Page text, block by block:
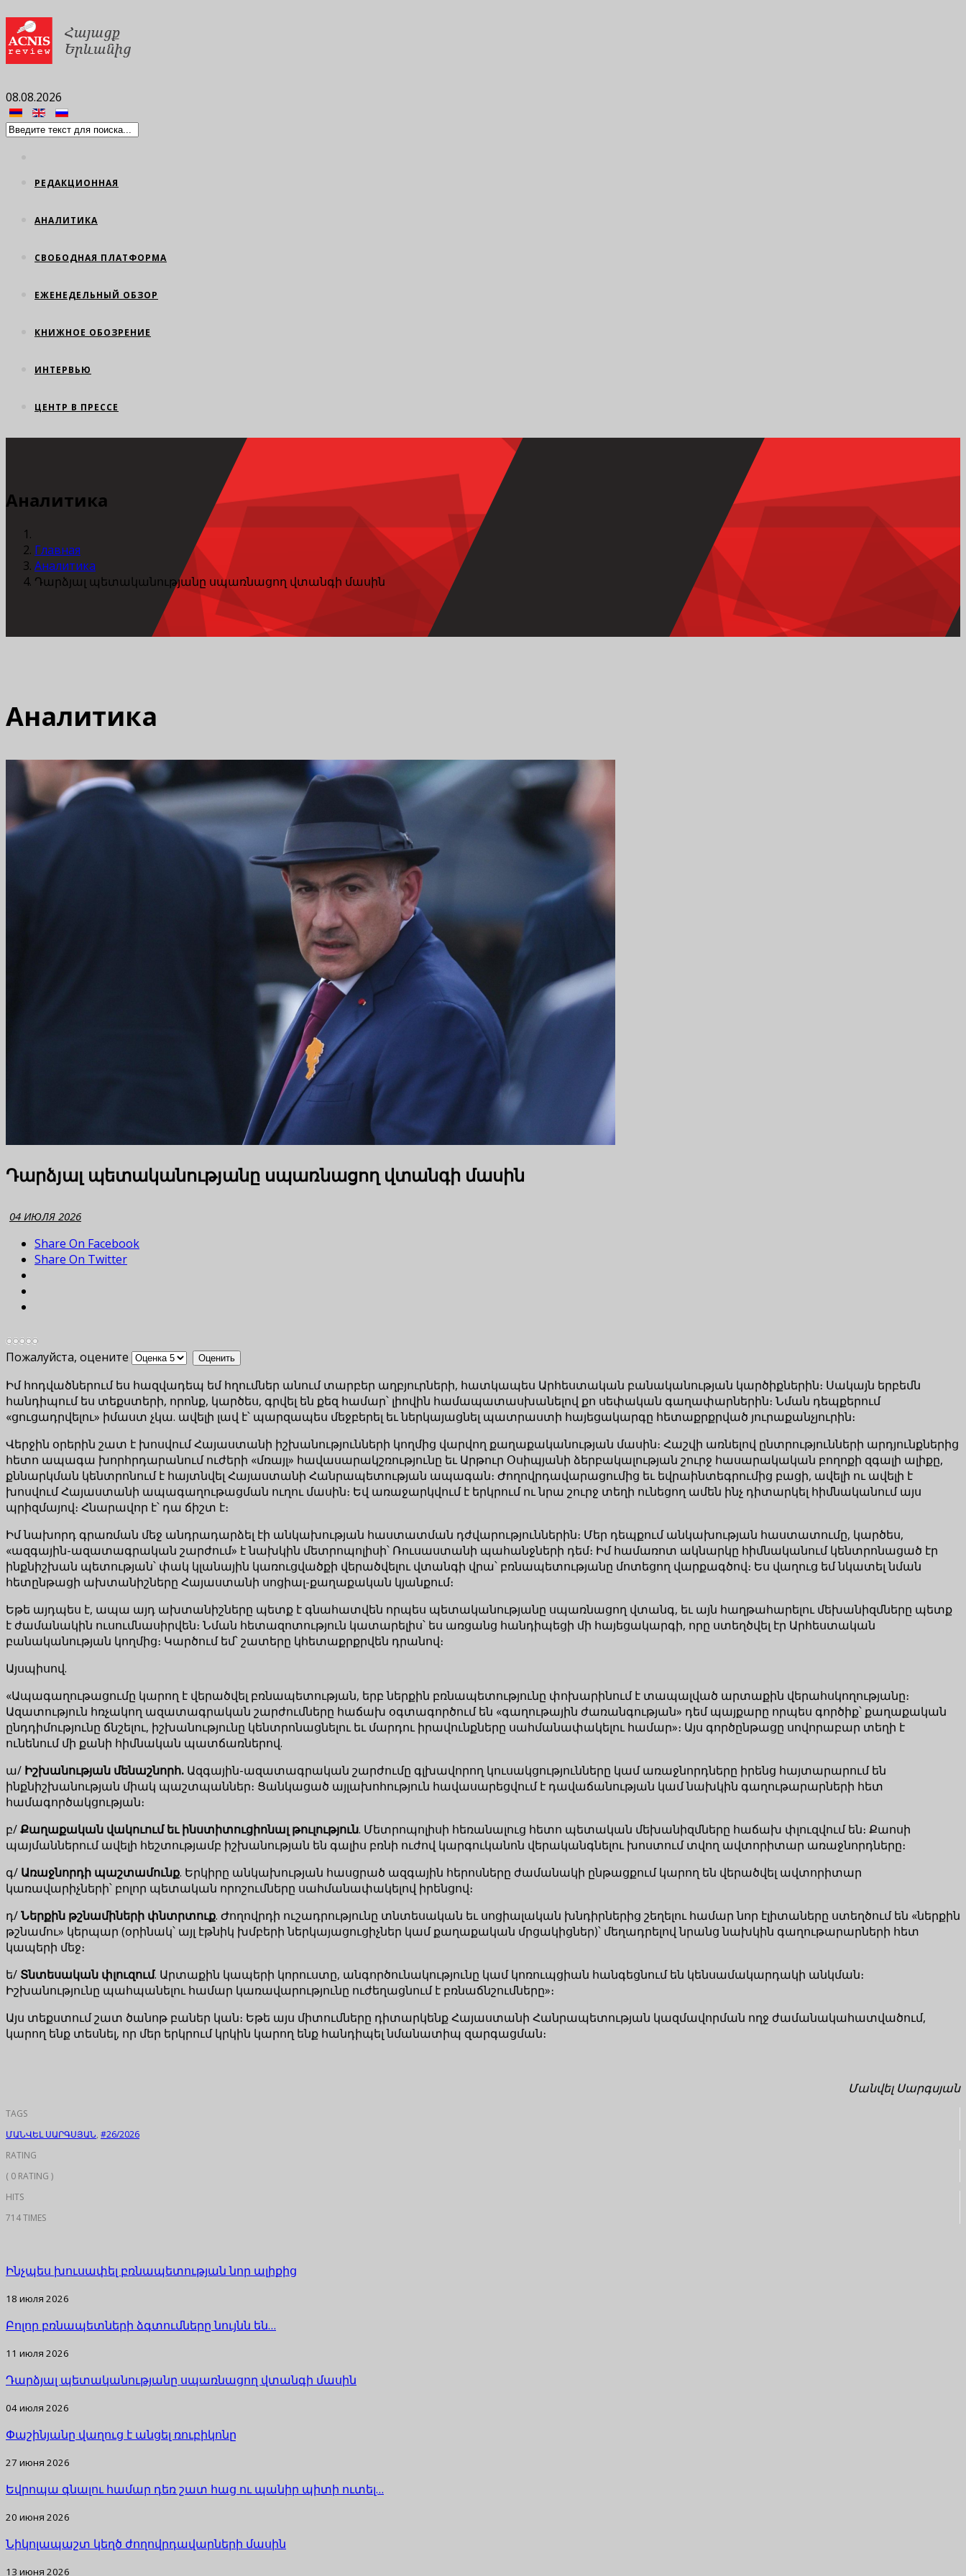
08.08.2026
РЕДАКЦИОННАЯ
АНАЛИТИКА
СВОБОДНАЯ ПЛАТФОРМА
ЕЖЕНЕДЕЛЬНЫЙ ОБЗОР
КНИЖНОЕ ОБОЗРЕНИЕ
ИНТЕРВЬЮ
ЦЕНТР В ПРЕССЕ
Аналитика
Главная
Аналитика
Դարձյալ պետականությանը սպառնացող վտանգի մասին
Аналитика
Դարձյալ պետականությանը սպառնացող վտանգի մասին
04 ИЮЛЯ 2026
Share On Facebook
Share On Twitter
Пожалуйста, оцените
Իմ հոդվածներում ես հազվադեպ եմ հղումներ անում տարբեր աղբյուրների, հատկապես Արհեստական բանականության կարծիքներին։ Սակայն երբեմն
հանդիպում ես տեքստերի, որոնք, կարծես, գրվել են քեզ համար՝ լիովին համապատասխանելով քո սեփական գաղափարներին։ Նման դեպքերում
«ցուցադրվելու» իմաստ չկա. ավելի լավ է՝ պարզապես մեջբերել եւ ներկայացնել պատրաստի հայեցակարգը հետաքրքրված յուրաքանչյուրին։
Վերջին օրերին շատ է խոսվում Հայաստանի իշխանությունների կողմից վարվող քաղաքականության մասին։ Հաշվի առնելով ընտրությունների արդյունքներից
հետո ապագա խորհրդարանում ուժերի «մռայլ» հավասարակշռությունը եւ Արթուր Օսիպյանի ձերբակալության շուրջ հասարակական բողոքի զգալի ալիքը,
քննարկման կենտրոնում է հայտնվել Հայաստանի Հանրապետության ապագան։ Ժողովրդավարացումից եւ եվրաինտեգրումից բացի, ավելի ու ավելի է
խոսվում Հայաստանի ապագաղութացման ուղու մասին։ Եվ առաջարկվում է երկրում ու նրա շուրջ տեղի ունեցող ամեն ինչ դիտարկել հիմնականում այս
պրիզմայով։ Հնարավոր է՝ դա ճիշտ է։
Իմ նախորդ գրառման մեջ անդրադարձել էի անկախության հաստատման դժվարություններին։ Մեր դեպքում անկախության հաստատումը, կարծես,
«ազգային-ազատագրական շարժում» է նախկին մետրոպոլիսի՝ Ռուսաստանի պահանջների դեմ։ Իմ համառոտ ակնարկը հիմնականում կենտրոնացած էր
ինքնիշխան պետության՝ փակ կլանային կառուցվածքի վերածվելու վտանգի վրա՝ բռնապետությանը մոտեցող վարքագծով։ Ես վաղուց եմ նկատել նման
հետընթացի ախտանիշները Հայաստանի սոցիալ-քաղաքական կյանքում։
Եթե այդպես է, ապա այդ ախտանիշները պետք է գնահատվեն որպես պետականությանը սպառնացող վտանգ, եւ այն հաղթահարելու մեխանիզմները պետք
է ժամանակին ուսումնասիրվեն։ Նման հետազոտություն կատարելիս՝ ես առցանց հանդիպեցի մի հայեցակարգի, որը ստեղծվել էր Արհեստական
բանականության կողմից։ Կարծում եմ՝ շատերը կհետաքրքրվեն դրանով։
Այսպիսով.
«Ապագաղութացումը կարող է վերածվել բռնապետության, երբ ներքին բռնապետությունը փոխարինում է տապալված արտաքին վերահսկողությանը։
Ազատություն հռչակող ազատագրական շարժումները հաճախ օգտագործում են «գաղութային ժառանգության» դեմ պայքարը որպես գործիք՝ քաղաքական
ընդդիմությունը ճնշելու, իշխանությունը կենտրոնացնելու եւ մարդու իրավունքները սահմանափակելու համար»։ Այս գործընթացը սովորաբար տեղի է
ունենում մի քանի հիմնական պատճառներով.
ա/ Իշխանության մենաշնորհ. Ազգային-ազատագրական շարժումը գլխավորող կուսակցությունները կամ առաջնորդները իրենց հայտարարում են
ինքնիշխանության միակ պաշտպաններ։ Ցանկացած այլախոհություն հավասարեցվում է դավաճանության կամ նախկին գաղութարարների հետ
համագործակցության։
բ/Քաղաքական վակուում եւ ինստիտուցիոնալ թուլություն. Մետրոպոլիսի հեռանալուց հետո պետական մեխանիզմները հաճախ փլուզվում են։ Քաոսի
պայմաններում ավելի հեշտությամբ իշխանության են գալիս բռնի ուժով կարգուկանոն վերականգնելու խոստում տվող ավտորիտար առաջնորդները։
գ/ Առաջնորդի պաշտամունք. Երկիրը անկախության հասցրած ազգային հերոսները ժամանակի ընթացքում կարող են վերածվել ավտորիտար
կառավարիչների՝ բոլոր պետական որոշումները սահմանափակելով իրենցով։
դ/Ներքին թշնամիների փնտրտուք. Ժողովրդի ուշադրությունը տնտեսական եւ սոցիալական խնդիրներից շեղելու համար նոր էլիտաները ստեղծում են «ներքին
թշնամու» կերպար (օրինակ՝ այլ էթնիկ խմբերի ներկայացուցիչներ կամ քաղաքական մրցակիցներ)՝ մեղադրելով նրանց նախկին գաղութարարների հետ
կապերի մեջ։
ե/ Տնտեսական փլուզում. Արտաքին կապերի կորուստը, անգործունակությունը կամ կոռուպցիան հանգեցնում են կենսամակարդակի անկման։
Իշխանությունը պահպանելու համար կառավարությունը ուժեղացնում է բռնաճնշումները»։
Այս տեքստում շատ ծանոթ բաներ կան։ Եթե այս միտումները դիտարկենք Հայաստանի Հանրապետության կազմավորման ողջ ժամանակահատվածում,
կարող ենք տեսնել, որ մեր երկրում կրկին կարող ենք հանդիպել նմանատիպ զարգացման։
Մանվել Սարգսյան
TAGS
ՄԱՆՎԵԼ ՍԱՐԳՍՅԱՆ, #26/2026
RATING
( 0 RATING )
HITS
714 TIMES
Ինչպես խուսափել բռնապետության նոր ալիքից
18 июля 2026
Բոլոր բռնապետների ձգտումները նույնն են…
11 июля 2026
Դարձյալ պետականությանը սպառնացող վտանգի մասին
04 июля 2026
Փաշինյանը վաղուց է անցել ռուբիկոնը
27 июня 2026
Եվրոպա գնալու համար դեռ շատ հաց ու պանիր պիտի ուտել…
20 июня 2026
Նիկոլապաշտ կեղծ ժողովրդավարների մասին
13 июня 2026